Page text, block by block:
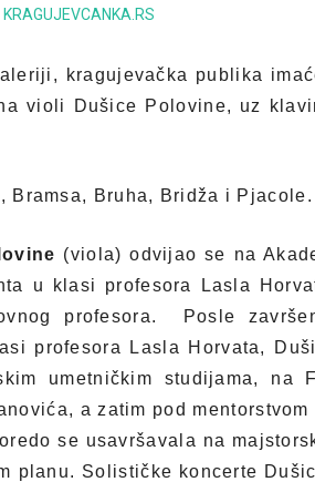
KRAGUJEVCANKA.RS
kragujevačka publika
violi Dušice Polovine, uz
Bramsa, Bruha, Bridža i Pjacole.
(viola) odvijao se na
u klasi profesora Lasla
profesora. Posle
profesora Lasla Horvata,
umetničkim studijama, na
a zatim pod
se usavršavala na
planu. Solističke koncerte